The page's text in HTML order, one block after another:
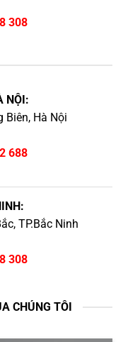
308
NỘI:
Biên, Hà Nội
688
TP.Bắc Ninh
308
CHÚNG TÔI